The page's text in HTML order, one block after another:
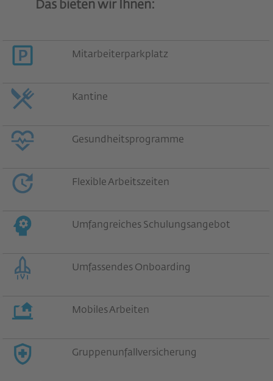
Das bieten wir Ihnen:
Mitarbeiterparkplatz
Kantine
Gesundheitsprogramme
Flexible Arbeitszeiten
Umfangreiches Schulungsangebot
Umfassendes Onboarding
Mobiles Arbeiten
Gruppenunfallversicherung